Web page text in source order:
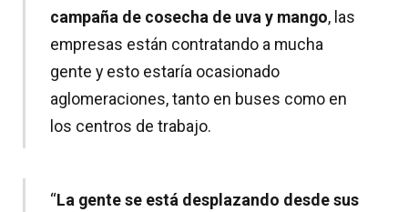
campaña de cosecha de uva y mango, las
empresas están contratando a mucha
gente y esto estaría ocasionado
aglomeraciones, tanto en buses como en
los centros de trabajo.
“La gente se está desplazando desde sus